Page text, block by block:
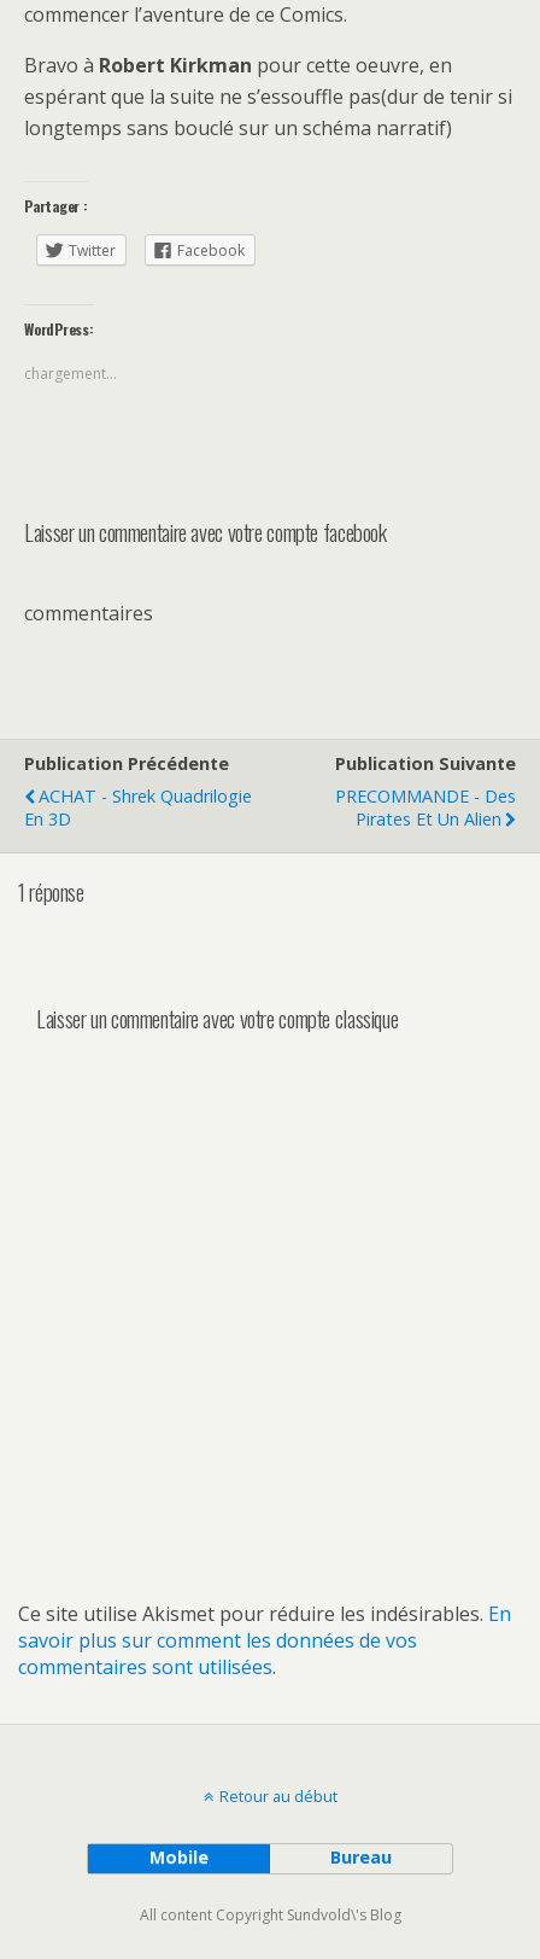
commencer l’aventure de ce Comics.
Bravo à Robert Kirkman pour cette oeuvre, en
espérant que la suite ne s’essouffle pas(dur de tenir si
longtemps sans bouclé sur un schéma narratif)
Partager :
Twitter Facebook
WordPress:
chargement…
Laisser un commentaire avec votre compte facebook
commentaires
Publication Précédente
ACHAT - Shrek Quadrilogie
En 3D
Publication Suivante
PRECOMMANDE - Des
Pirates Et Un Alien
1 réponse
Laisser un commentaire avec votre compte classique
Ce site utilise Akismet pour réduire les indésirables. En
savoir plus sur comment les données de vos
commentaires sont utilisées.
Retour au début
Mobile Bureau
All content Copyright Sundvold\'s Blog